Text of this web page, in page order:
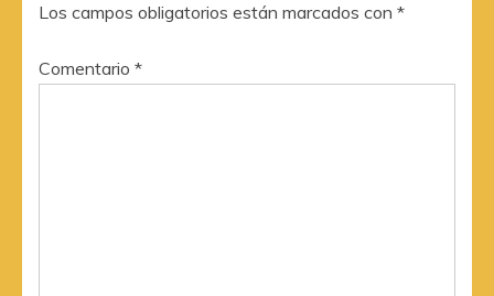
Los campos obligatorios están marcados con *
Comentario *